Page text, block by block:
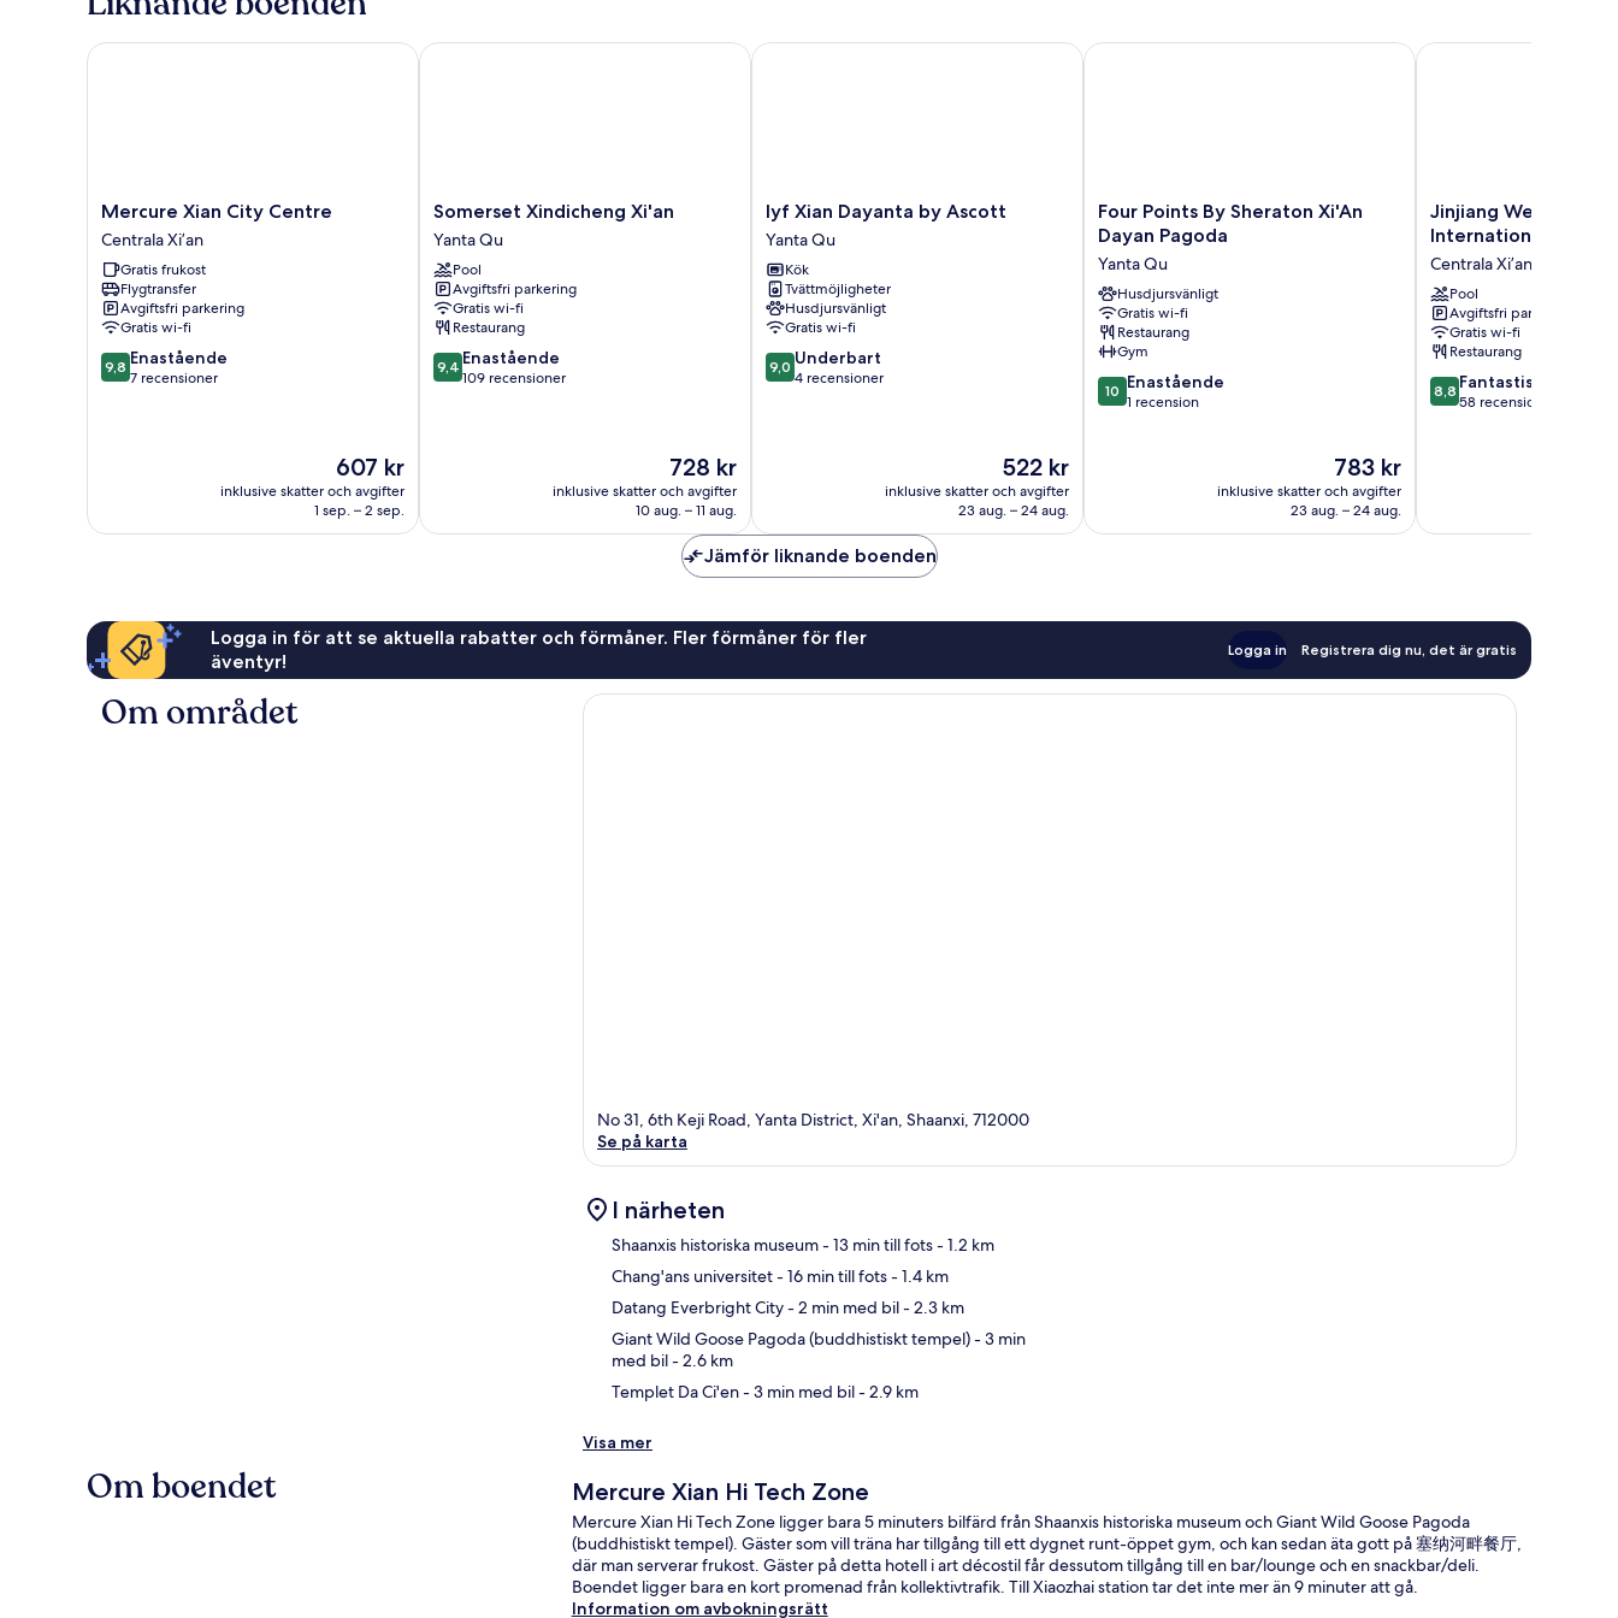
Mercure
Xian
City
Centre
Centrala
Xi’an
Mercure Xian City Centre
Centrala Xi’an
Gratis frukost
Flygtransfer
Avgiftsfri parkering
Gratis wi-fi
9.8
av
9,8 Enastående
7 recensioner
Priset
är
607 kr
607 kr
inklusive skatter och avgifter
1 sep. – 2 sep.
Mercure Xian City Centre
Somerset
Xindicheng
Xi'an
Yanta
Qu
Somerset Xindicheng Xi'an
Yanta Qu
Pool
Avgiftsfri parkering
Gratis wi-fi
Restaurang
9.4
av
9,4 Enastående
109 recensioner
Priset
är
728 kr
728 kr
inklusive skatter och avgifter
10 aug. – 11 aug.
Somerset Xindicheng Xi'an
lyf
Xian
Dayanta
by
Ascott
Yanta
Qu
lyf Xian Dayanta by Ascott
Yanta Qu
Kök
Tvättmöjligheter
Husdjursvänligt
Gratis wi-fi
9.0
av
9,0 Underbart
4 recensioner
Priset
är
522 kr
522 kr
inklusive skatter och avgifter
23 aug. – 24 aug.
lyf Xian Dayanta by Ascott
Four
Points
Sheraton
Xi'An
Dayan
Pagoda
Yanta
Qu
Four Points By Sheraton Xi'An
Dayan Pagoda
Yanta Qu
Husdjursvänligt
Gratis wi-fi
Restaurang
Gym
10.0
av
10 Enastående
1 recension
Priset
är
783 kr
783 kr
inklusive skatter och avgifter
23 aug. – 24 aug.
Four Points By Sheraton Xi'An Dayan Pagoda
Jinjiang
West
International
Hotel
Centrala
Xi’an
Jinjiang West
International Hotel
Centrala Xi’an
Pool
Avgiftsfri parkering
Gratis wi-fi
Restaurang
8.8
av
8,8 Fantastiskt
58 recensioner
Jinjiang West Capital
Jämför liknande boenden
Logga in för att se aktuella rabatter och förmåner. Fler förmåner för fler
äventyr!
Logga in Registrera dig nu, det är gratis
Om området
No 31, 6th Keji Road, Yanta District, Xi'an, Shaanxi, 712000
Se på karta
I närheten
Shaanxis historiska museum- 13 min till fots- 1.2 km
Chang'ans universitet- 16 min till fots- 1.4 km
Datang Everbright City- 2 min med bil- 2.3 km
Giant Wild Goose Pagoda (buddhistiskt tempel)- 3 min
med bil- 2.6 km
Templet Da Ci'en- 3 min med bil- 2.9 km
Visa mer
Om boendet Mercure Xian Hi Tech Zone
Mercure Xian Hi Tech Zone ligger bara 5 minuters bilfärd från Shaanxis historiska museum och Giant Wild Goose Pagoda
(buddhistiskt tempel). Gäster som vill träna har tillgång till ett dygnet runt-öppet gym, och kan sedan äta gott på 塞纳河畔餐厅,
där man serverar frukost. Gäster på detta hotell i art décostil får dessutom tillgång till en bar/lounge och en snackbar/deli.
Boendet ligger bara en kort promenad från kollektivtrafik. Till Xiaozhai station tar det inte mer än 9 minuter att gå.
Information om avbokningsrätt